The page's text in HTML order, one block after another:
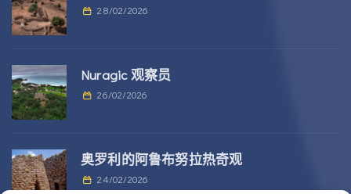
28/02/2026
Nuragic 观察员
26/02/2026
奥罗利的阿鲁布努拉热奇观
24/02/2026